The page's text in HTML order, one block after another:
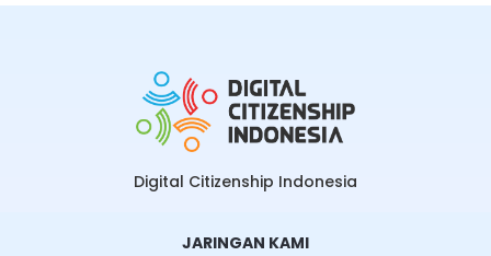
Digital Citizenship Indonesia
JARINGAN KAMI